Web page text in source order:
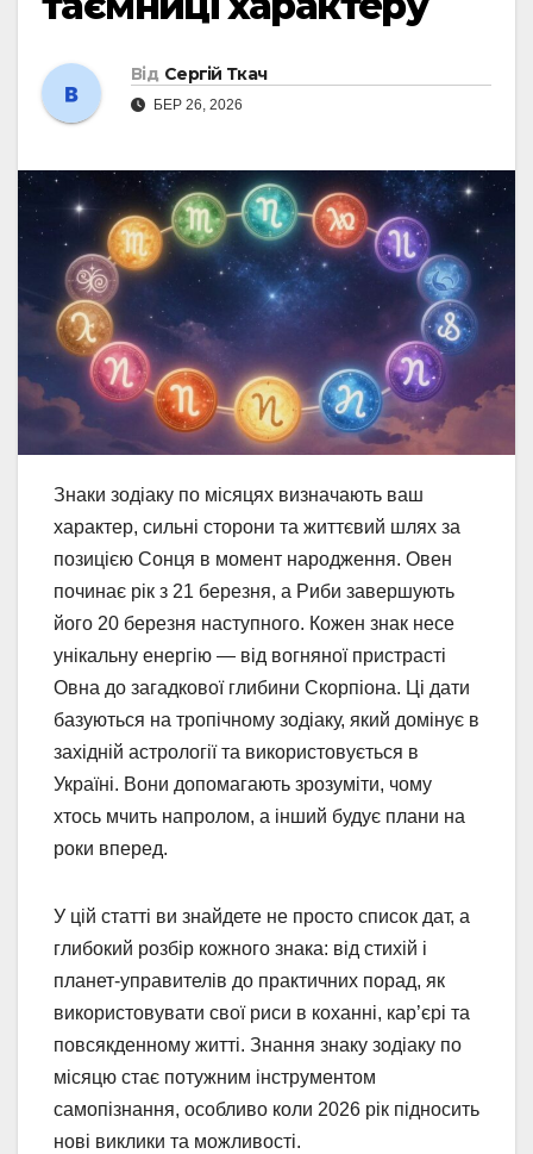
Від Сергій Ткач
БЕР 26, 2026
Знаки зодіаку по місяцях визначають ваш
характер, сильні сторони та життєвий шлях за
позицією Сонця в момент народження. Овен
починає рік з 21 березня, а Риби завершують
його 20 березня наступного. Кожен знак несе
унікальну енергію — від вогняної пристрасті
Овна до загадкової глибини Скорпіона. Ці дати
базуються на тропічному зодіаку, який домінує в
західній астрології та використовується в
Україні. Вони допомагають зрозуміти, чому
хтось мчить напролом, а інший будує плани на
роки вперед.
У цій статті ви знайдете не просто список дат, а
глибокий розбір кожного знака: від стихій і
планет-управителів до практичних порад, як
використовувати свої риси в коханні, кар’єрі та
повсякденному житті. Знання знаку зодіаку по
місяцю стає потужним інструментом
самопізнання, особливо коли 2026 рік підносить
нові виклики та можливості.